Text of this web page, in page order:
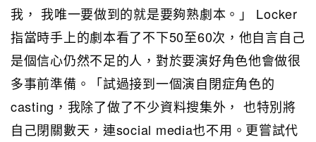
我， 我唯一要做到的就是要夠熟劇本。」 Locker
指當時手上的劇本看了不下50至60次，他自言自己
是個信心仍然不足的人，對於要演好角色他會做很
多事前準備。「試過接到一個演自閉症角色的
casting，我除了做了不少資料搜集外， 也特別將
自己閉關數天，連social media也不用。更嘗試代